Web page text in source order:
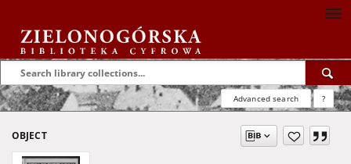
Advanced search ?
OBJECT